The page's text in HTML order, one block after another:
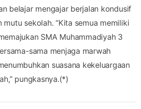
belajar mengajar berjalan kondusif
sekolah. “Kita semua memiliki
SMA Muhammadiyah 3
sama menjaga marwah
suasana kekeluargaan
pungkasnya.(*)